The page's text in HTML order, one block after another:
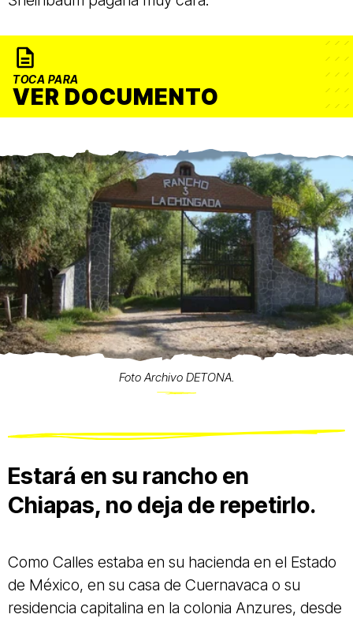
TOCA PARA
VER DOCUMENTO
Foto Archivo DETONA.
Estará en su rancho en
Chiapas, no deja de repetirlo.
Como Calles estaba en su hacienda en el Estado
de México, en su casa de Cuernavaca o su
residencia capitalina en la colonia Anzures, desde